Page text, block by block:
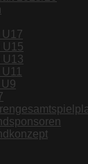
U17
U15
U13